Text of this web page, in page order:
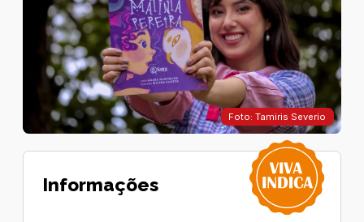
Foto: Tamiris Severio
Informações